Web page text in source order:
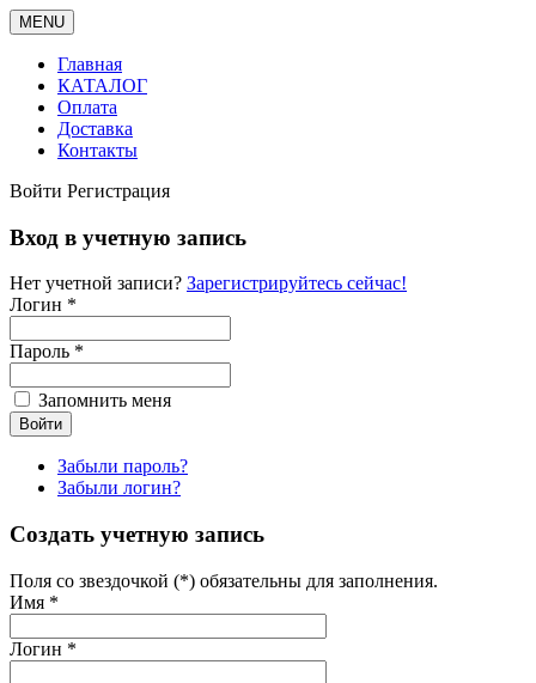
MENU
Главная
КАТАЛОГ
Оплата
Доставка
Контакты
Войти Регистрация
Вход в учетную запись
Нет учетной записи? Зарегистрируйтесь сейчас!
Логин *
Пароль *
Запомнить меня
Забыли пароль?
Забыли логин?
Создать учетную запись
Поля со звездочкой (*) обязательны для заполнения.
Имя *
Логин *